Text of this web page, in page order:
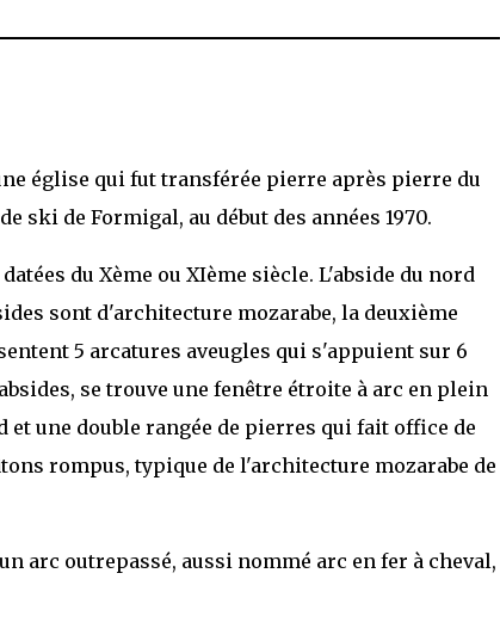
église qui fut transférée pierre après pierre du
ski de Formigal, au début des années 1970.
du Xème ou XIème siècle. L'abside du nord
sont d'architecture mozarabe, la deuxième
5 arcatures aveugles qui s'appuient sur 6
se trouve une fenêtre étroite à arc en plein
et une double rangée de pierres qui fait office de
rompus, typique de l'architecture mozarabe de
arc outrepassé, aussi nommé arc en fer à cheval,